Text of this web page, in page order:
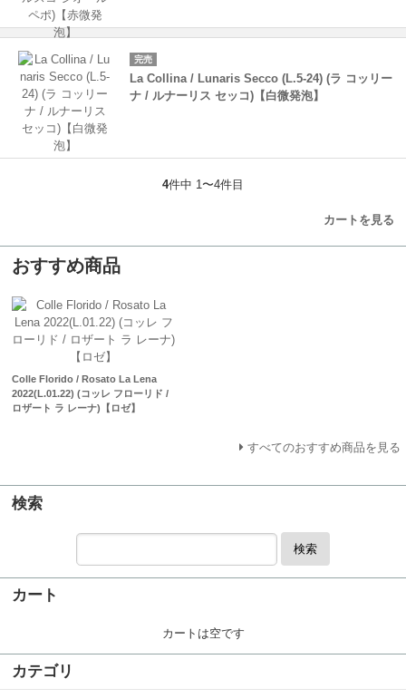
完売
La Collina / Lunaris Secco (L.5-24) (ラ コッリー
ナ / ルナーリス セッコ)【白微発泡】
4件中 1〜4件目
カートを見る
おすすめ商品
Colle Florido / Rosato La Lena
2022(L.01.22) (コッレ フローリド /
ロザート ラ レーナ)【ロゼ】
すべてのおすすめ商品を見る
検索
検索
カート
カートは空です
カテゴリ